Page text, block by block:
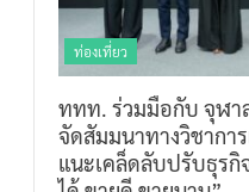
ท่องเที่ยว
ททท. ร่วมมือกับ จุฬา
จัดสัมมนาทางวิชาการ
แนะเคล็ดลับปรับธุรกิ
ได้ ขายดี ขายนาน”